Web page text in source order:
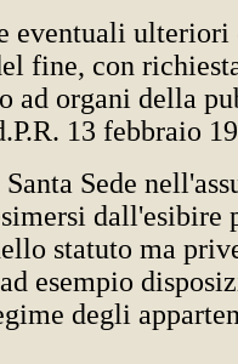
eventuali
fine, con
ad organi della
13 febbraio
Sede
dall'esibire
statuto ma
esempio
degli